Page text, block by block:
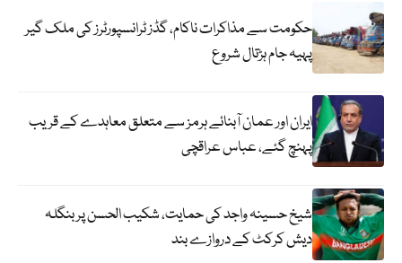
حکومت سے مذاکرات ناکام، گڈز ٹرانسپورٹرز کی ملک گیر
پہیہ جام ہڑتال شروع
ایران اور عمان آبنائے ہرمز سے متعلق معاہدے کے قریب
پہنچ گئے، عباس عراقچی
شیخ حسینہ واجد کی حمایت، شکیب الحسن پر بنگلہ
دیش کرکٹ کے دروازے بند